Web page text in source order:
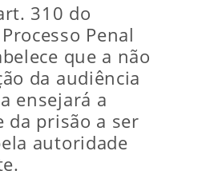
310 do
Penal
que a não
da audiência
ensejará a
da prisão a ser
autoridade